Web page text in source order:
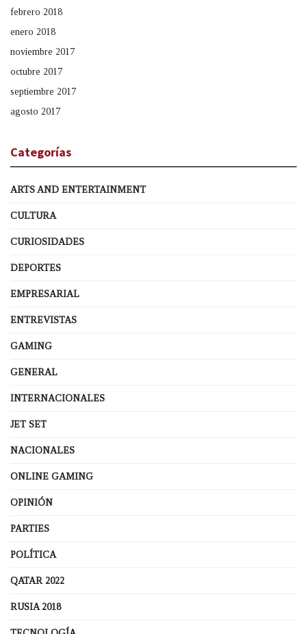
febrero 2018
enero 2018
noviembre 2017
octubre 2017
septiembre 2017
agosto 2017
Categorías
ARTS AND ENTERTAINMENT
CULTURA
CURIOSIDADES
DEPORTES
EMPRESARIAL
ENTREVISTAS
GAMING
GENERAL
INTERNACIONALES
JET SET
NACIONALES
ONLINE GAMING
OPINIÓN
PARTIES
POLÍTICA
QATAR 2022
RUSIA 2018